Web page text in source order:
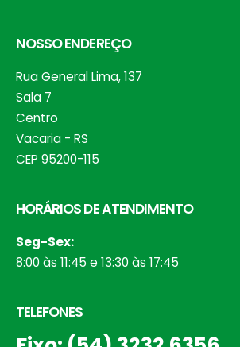
NOSSO ENDEREÇO
Rua General Lima, 137
Sala 7
Centro
Vacaria - RS
CEP 95200-115
HORÁRIOS DE ATENDIMENTO
Seg-Sex:
8:00 às 11:45 e 13:30 às 17:45
TELEFONES